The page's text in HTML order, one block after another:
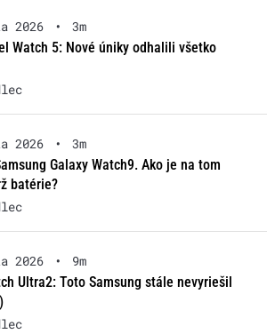
2026 •
3m
Watch 5: Nové úniky odhalili všetko
2026 •
3m
Galaxy Watch9. Ako je na tom
batérie?
2026 •
9m
Ultra2: Toto Samsung stále nevyriešil